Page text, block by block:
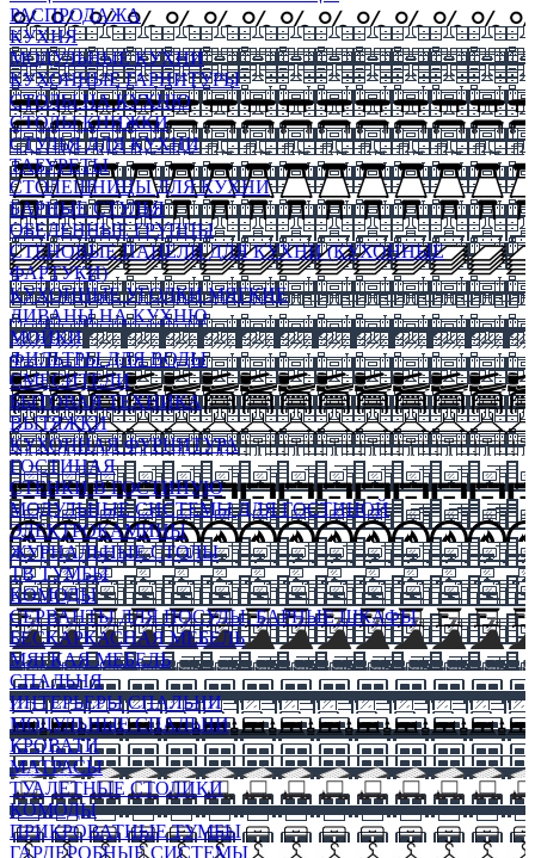
РАСПРОДАЖА
КУХНЯ
МОДУЛЬНЫЕ КУХНИ
КУХОННЫЕ ГАРНИТУРЫ
СТОЛЫ НА КУХНЮ
СТОЛЫ КНИЖКИ
СТУЛЬЯ ДЛЯ КУХНИ
ТАБУРЕТЫ
СТОЛЕШНИЦЫ ДЛЯ КУХНИ
БАРНЫЕ СТУЛЬЯ
ОБЕДЕННЫЕ ГРУППЫ
СТЕНОВЫЕ ПАНЕЛИ ДЛЯ КУХНИ (КУХОННЫЕ
ФАРТУКИ)
КУХОННЫЕ УГОЛКИ МЯГКИЕ
ДИВАНЫ НА КУХНЮ
МОЙКИ
ФИЛЬТРЫ ДЛЯ ВОДЫ
СМЕСИТЕЛИ
БЫТОВАЯ ТЕХНИКА
ВЫТЯЖКИ
КУХОННАЯ ФУРНИТУРА
ГОСТИНАЯ
СТЕНКИ В ГОСТИНУЮ
МОДУЛЬНЫЕ СИСТЕМЫ ДЛЯ ГОСТИНОЙ
ЭЛЕКТРОКАМИНЫ
ЖУРНАЛЬНЫЕ СТОЛЫ
ТВ ТУМБЫ
КОМОДЫ
СЕРВАНТЫ ДЛЯ ПОСУДЫ, БАРНЫЕ ШКАФЫ
БЕСКАРКАСНАЯ МЕБЕЛЬ
МЯГКАЯ МЕБЕЛЬ
СПАЛЬНЯ
ИНТЕРЬЕРЫ СПАЛЬНИ
МОДУЛЬНЫЕ СПАЛЬНИ
КРОВАТИ
МАТРАСЫ
ТУАЛЕТНЫЕ СТОЛИКИ
КОМОДЫ
ПРИКРОВАТНЫЕ ТУМБЫ
ГАРДЕРОБНЫЕ СИСТЕМЫ